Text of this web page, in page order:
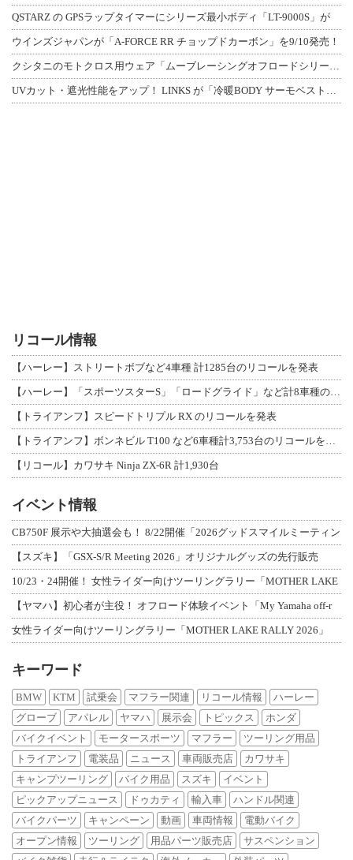
QSTARZ の GPSラップタイマーにシリーズ最小ボディ「LT-9000S」が
ウインズジャパンが「A-FORCE RR チョップドカーボン」を9/10発売！
クシタニのモトクロス用ウェア「ムーブレーシングオフロードシリーズ」3アイテムが登
UVカット・遮光性能をアップ！ LINKS が「冷暖BODY サーモベスト」改良
リコール情報
【ハーレー】ストリートボブなど4車種 計1285台のリコールを発表
【ハーレー】「スポーツスターS」「ロードグライド」など計8車種のリコールを発表
【トライアンフ】スピードトリプル RX のリコールを発表
【トライアンフ】ボンネビル T100 など6車種計3,753台のリコールを発表
【リコール】カワサキ Ninja ZX-6R 計1,930台
イベント情報
CB750F 展示や大抽選会も！ 8/22開催「2026グッドスマイルミーティン
【スズキ】「GSX-S/R Meeting 2026」オリジナルグッズの先行販売
10/23・24開催！ 女性ライダー向けツーリングラリー「MOTHER LAKE
【ヤマハ】初心者が主役！ オフロード体験イベント「My Yamaha off-r
女性ライダー向けツーリングラリー「MOTHER LAKE RALLY 2026」
キーワード
BMW KTM 試乗会 マフラー関連 リコール情報
ハーレー
グローブ
アパレル ヤマハ 展示会 トピックス
ホンダ
バイクイベント
モータースポーツ マフラー
ツーリング用品
トライアンフ
電装品 ニュース 車両販売店
カワサキ
キャンプツーリング
バイク用品 スズキ
イベント
ピックアップニュース
ドゥカティ 輸入車
ハンドル関連
バイクパーツ
キャンペーン 動画 車両情報
電動バイク
オープン情報
ツーリング 用品パーツ販売店
サスペンション